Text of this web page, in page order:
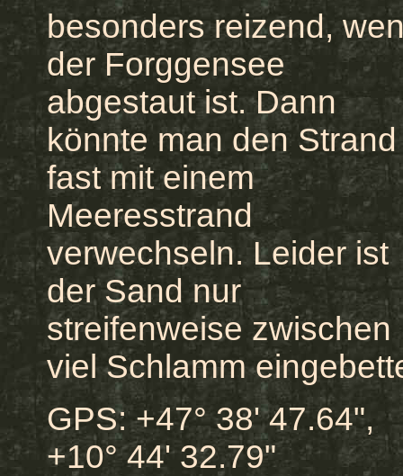
besonders reizend,
der Forggensee
abgestaut ist. Dann
könnte man den Strand
fast mit einem
Meeresstrand
verwechseln. Leider ist
der Sand nur
streifenweise zwischen
viel Schlamm
GPS: +47° 38' 47.64",
+10° 44' 32.79"